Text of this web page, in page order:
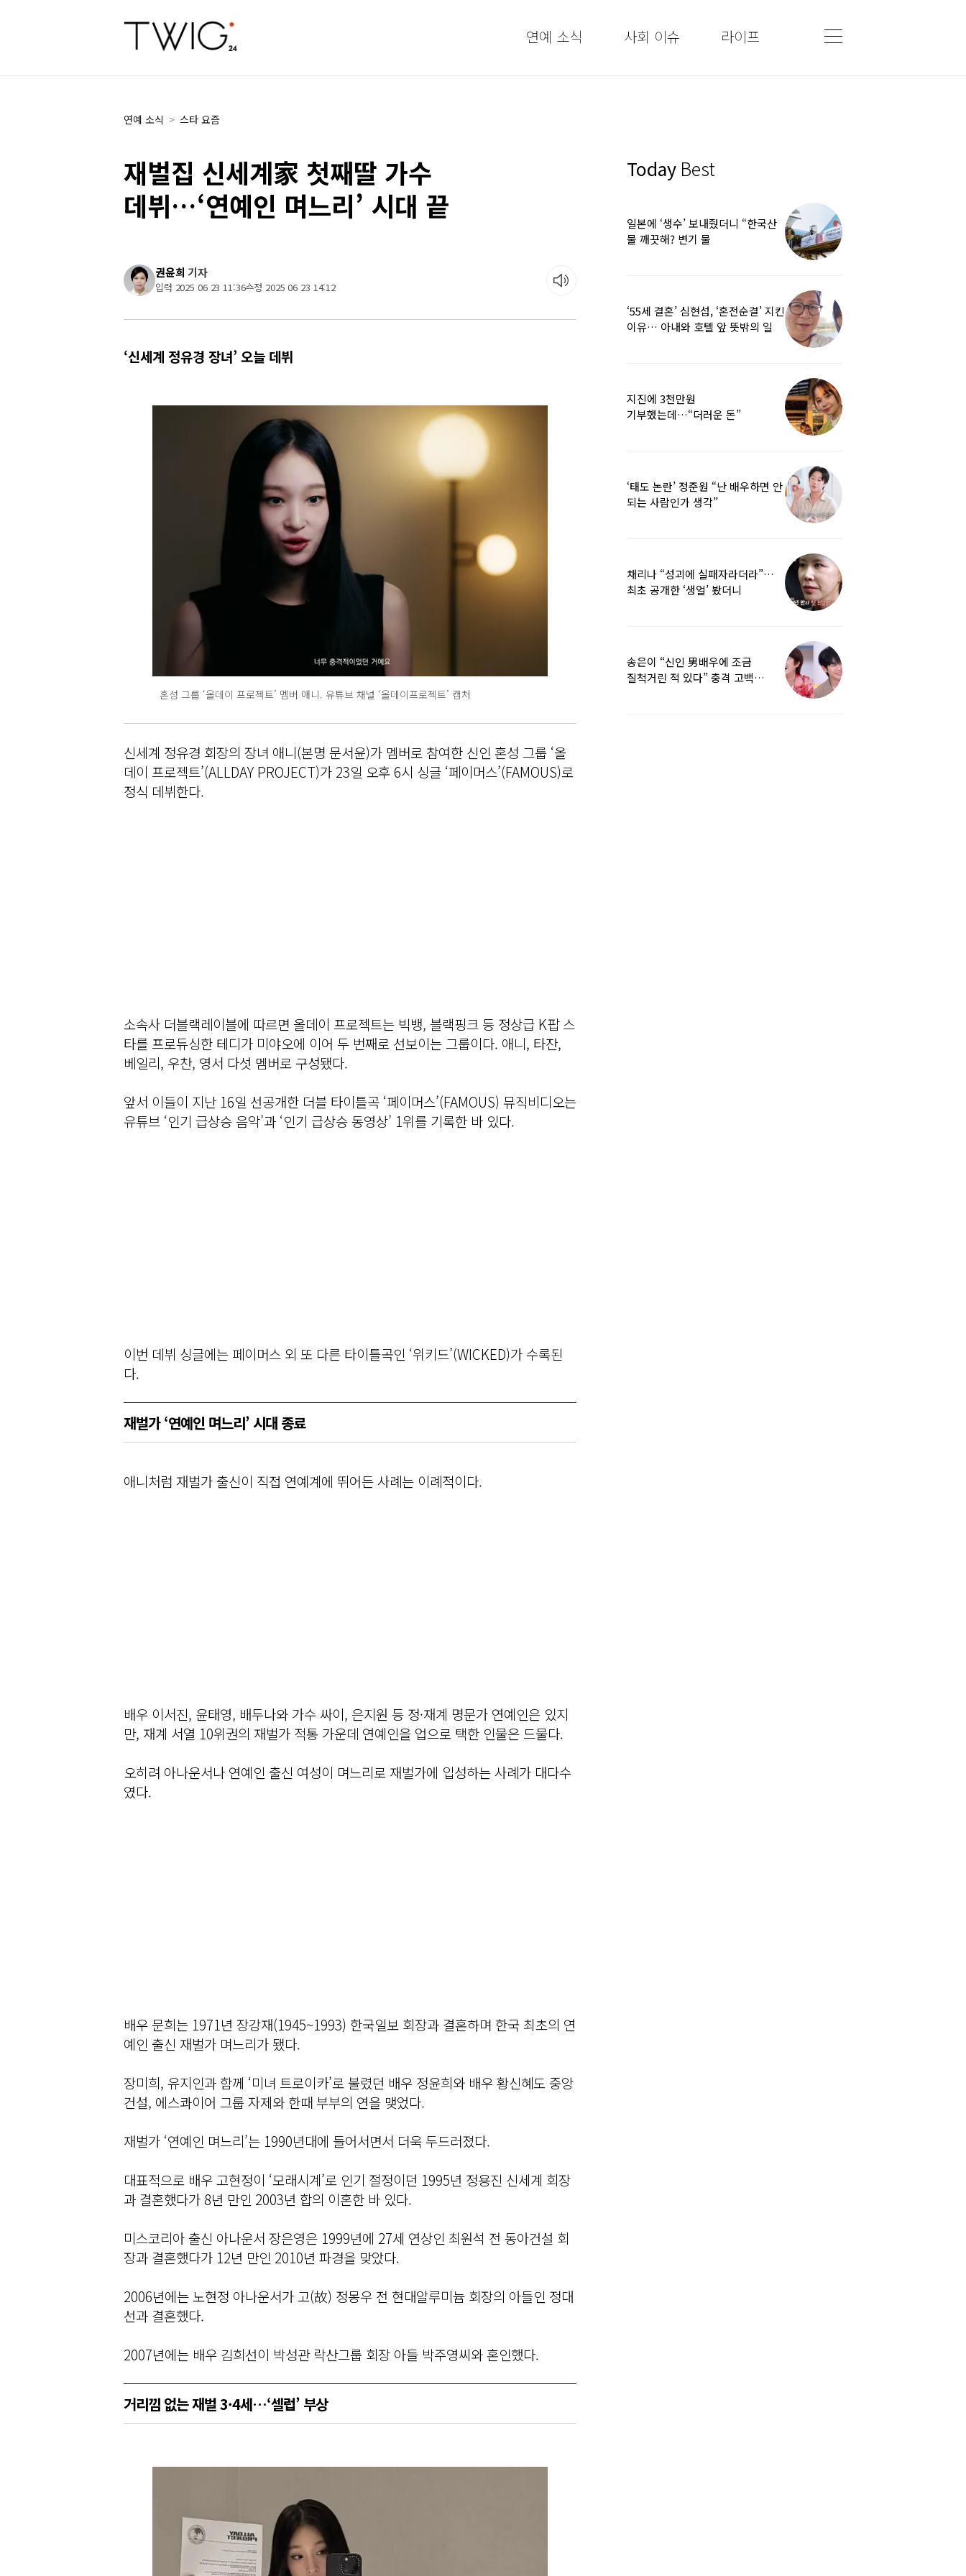
연예 소식 사회 이슈 라이프
연예 소식 > 스타 요즘
재벌집 신세계家 첫째딸 가수
데뷔…‘연예인 며느리’ 시대 끝
권윤희 기자
입력 2025 06 23 11:36수정 2025 06 23 14:12
‘신세계 정유경 장녀’ 오늘 데뷔
혼성 그룹 ‘올데이 프로젝트’ 멤버 애니. 유튜브 채널 ‘올데이프로젝트’ 캡처
신세계 정유경 회장의 장녀 애니(본명 문서윤)가 멤버로 참여한 신인 혼성 그룹 ‘올
데이 프로젝트’(ALLDAY PROJECT)가 23일 오후 6시 싱글 ‘페이머스’(FAMOUS)로
정식 데뷔한다.
소속사 더블랙레이블에 따르면 올데이 프로젝트는 빅뱅, 블랙핑크 등 정상급 K팝 스
타를 프로듀싱한 테디가 미야오에 이어 두 번째로 선보이는 그룹이다. 애니, 타잔,
베일리, 우찬, 영서 다섯 멤버로 구성됐다.
앞서 이들이 지난 16일 선공개한 더블 타이틀곡 ‘페이머스’(FAMOUS) 뮤직비디오는
유튜브 ‘인기 급상승 음악’과 ‘인기 급상승 동영상’ 1위를 기록한 바 있다.
이번 데뷔 싱글에는 페이머스 외 또 다른 타이틀곡인 ‘위키드’(WICKED)가 수록된
다.
재벌가 ‘연예인 며느리’ 시대 종료
애니처럼 재벌가 출신이 직접 연예계에 뛰어든 사례는 이례적이다.
배우 이서진, 윤태영, 배두나와 가수 싸이, 은지원 등 정·재계 명문가 연예인은 있지
만, 재계 서열 10위권의 재벌가 적통 가운데 연예인을 업으로 택한 인물은 드물다.
오히려 아나운서나 연예인 출신 여성이 며느리로 재벌가에 입성하는 사례가 대다수
였다.
배우 문희는 1971년 장강재(1945~1993) 한국일보 회장과 결혼하며 한국 최초의 연
예인 출신 재벌가 며느리가 됐다.
장미희, 유지인과 함께 ‘미녀 트로이카’로 불렸던 배우 정윤희와 배우 황신혜도 중앙
건설, 에스콰이어 그룹 자제와 한때 부부의 연을 맺었다.
재벌가 ‘연예인 며느리’는 1990년대에 들어서면서 더욱 두드러졌다.
대표적으로 배우 고현정이 ‘모래시계’로 인기 절정이던 1995년 정용진 신세계 회장
과 결혼했다가 8년 만인 2003년 합의 이혼한 바 있다.
미스코리아 출신 아나운서 장은영은 1999년에 27세 연상인 최원석 전 동아건설 회
장과 결혼했다가 12년 만인 2010년 파경을 맞았다.
2006년에는 노현정 아나운서가 고(故) 정몽우 전 현대알루미늄 회장의 아들인 정대
선과 결혼했다.
2007년에는 배우 김희선이 박성관 락산그룹 회장 아들 박주영씨와 혼인했다.
거리낌 없는 재벌 3·4세…‘셀럽’ 부상
Today Best
일본에 ‘생수’ 보내줬더니 “한국산
물 깨끗해? 변기 물
‘55세 결혼’ 심현섭, ‘혼전순결’ 지킨
이유… 아내와 호텔 앞 뜻밖의 일
지진에 3천만원
기부했는데…“더러운 돈”
‘태도 논란’ 정준원 “난 배우하면 안
되는 사람인가 생각”
채리나 “성괴에 실패자라더라”…
최초 공개한 ‘생얼’ 봤더니
송은이 “신인 男배우에 조금
질척거린 적 있다” 충격 고백…